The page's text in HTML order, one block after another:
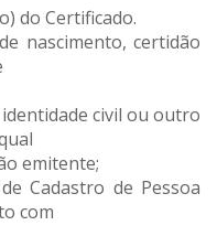
do Certificado.
nascimento, certidão
civil ou outro
emitente;
Cadastro de Pessoa
com